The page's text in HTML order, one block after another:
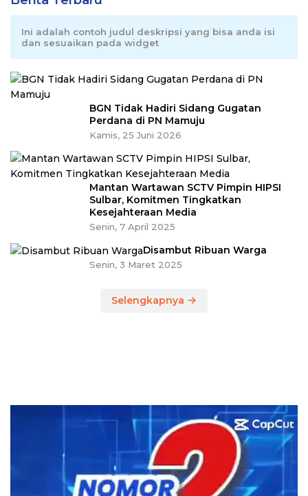
Ini adalah contoh judul deskripsi yang bisa anda isi
dan sesuaikan pada widget
BGN Tidak Hadiri Sidang Gugatan
Perdana di PN Mamuju
Kamis, 25 Juni 2026
Mantan Wartawan SCTV Pimpin HIPSI
Sulbar, Komitmen Tingkatkan
Kesejahteraan Media
Senin, 7 April 2025
Disambut Ribuan Warga
Senin, 3 Maret 2025
Selengkapnya